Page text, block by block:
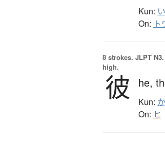
Kun:
On: ト
8 strokes. JLPT
high.
彼 he,
Kun:
On: ヒ